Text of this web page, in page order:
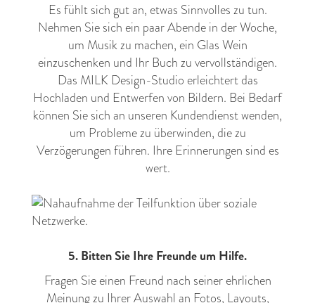
Es fühlt sich gut an, etwas Sinnvolles zu tun.
Nehmen Sie sich ein paar Abende in der Woche,
um Musik zu machen, ein Glas Wein
einzuschenken und Ihr Buch zu vervollständigen.
Das MILK Design-Studio erleichtert das
Hochladen und Entwerfen von Bildern. Bei Bedarf
können Sie sich an unseren Kundendienst wenden,
um Probleme zu überwinden, die zu
Verzögerungen führen. Ihre Erinnerungen sind es
wert.
5. Bitten Sie Ihre Freunde um Hilfe.
Fragen Sie einen Freund nach seiner ehrlichen
Meinung zu Ihrer Auswahl an Fotos, Layouts,